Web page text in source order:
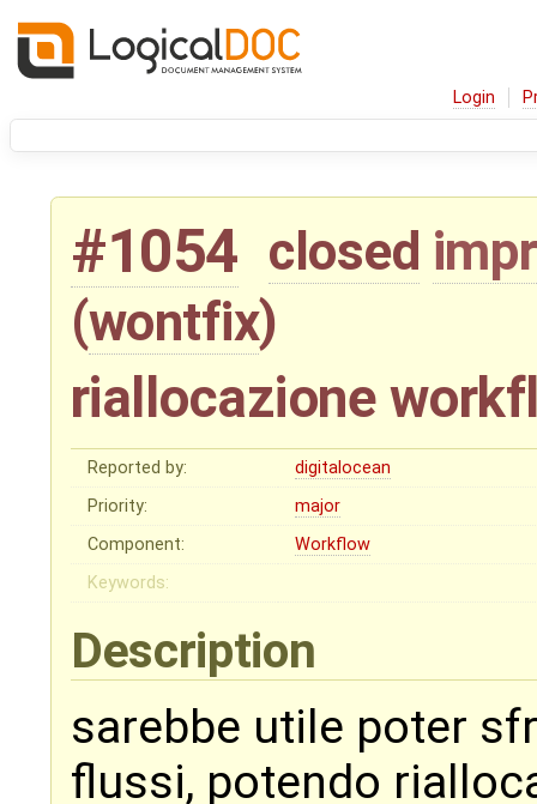
Login
#1054 closed
(wontfix)
riallocazione
Reported by:
digitalocean
Priority:
major
Component:
Workflow
Keywords:
Description
sarebbe utile poter
flussi, potendo